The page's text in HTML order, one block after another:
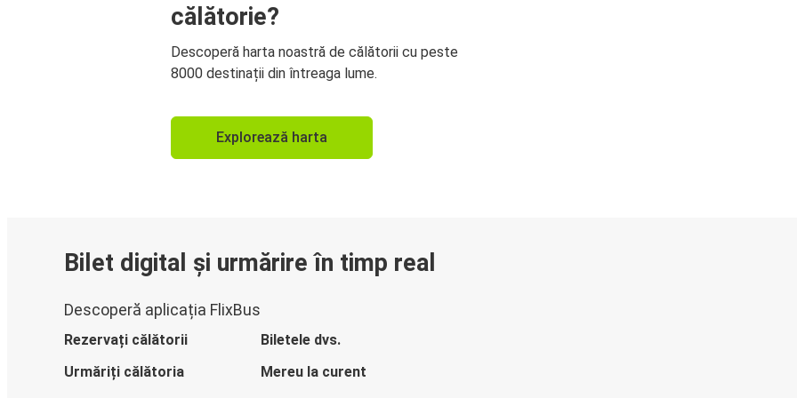
călătorie?
Descoperă harta noastră de călătorii cu peste
8000 destinații din întreaga lume.
Explorează harta
Bilet digital și urmărire în timp real
Descoperă aplicația FlixBus
Rezervați călătorii
Biletele dvs.
Urmăriți călătoria
Mereu la curent